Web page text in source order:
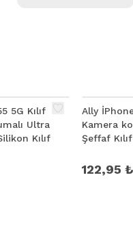
5G Kılıf
Ultra
Kılıf
Ally
Kamera
Şeffaf Kılıf
122,95 ₺